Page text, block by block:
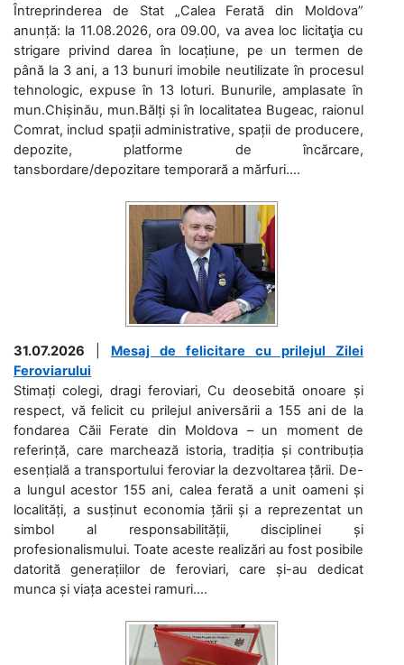
Întreprinderea de Stat „Calea Ferată din Moldova”
anunță: la 11.08.2026, ora 09.00, va avea loc licitaţia cu
strigare privind darea în locațiune, pe un termen de
până la 3 ani, a 13 bunuri imobile neutilizate în procesul
tehnologic, expuse în 13 loturi. Bunurile, amplasate în
mun.Chișinău, mun.Bălți și în localitatea Bugeac, raionul
Comrat, includ spații administrative, spații de producere,
depozite, platforme de încărcare,
tansbordare/depozitare temporară a mărfuri....
31.07.2026
Mesaj de felicitare cu prilejul Zilei
Feroviarului
Stimați colegi, dragi feroviari, Cu deosebită onoare și
respect, vă felicit cu prilejul aniversării a 155 ani de la
fondarea Căii Ferate din Moldova – un moment de
referință, care marchează istoria, tradiția și contribuția
esențială a transportului feroviar la dezvoltarea țării. De-
a lungul acestor 155 ani, calea ferată a unit oameni și
localități, a susținut economia țării și a reprezentat un
simbol al responsabilității, disciplinei și
profesionalismului. Toate aceste realizări au fost posibile
datorită generațiilor de feroviari, care și-au dedicat
munca și viața acestei ramuri....